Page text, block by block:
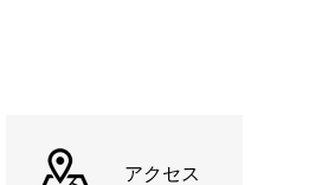
アクセス